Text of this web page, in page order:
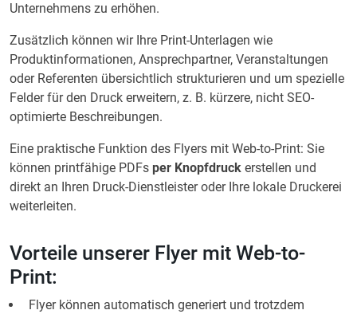
Unternehmens zu erhöhen.
Zusätzlich können wir Ihre Print-Unterlagen wie
Produktinformationen, Ansprechpartner, Veranstaltungen
oder Referenten übersichtlich strukturieren und um spezielle
Felder für den Druck erweitern, z. B. kürzere, nicht SEO-
optimierte Beschreibungen.
Eine praktische Funktion des Flyers mit Web-to-Print: Sie
können printfähige PDFs per Knopfdruck erstellen und
direkt an Ihren Druck-Dienstleister oder Ihre lokale Druckerei
weiterleiten.
Vorteile unserer Flyer mit Web-to-
Print:
Flyer können automatisch generiert und trotzdem